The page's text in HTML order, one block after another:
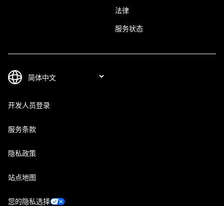
法律
服务状态
开发人员登录
服务条款
隐私政策
站点地图
您的隐私选择